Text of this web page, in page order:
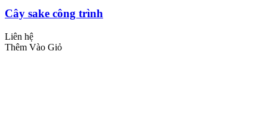
Cây sake công trình
Liên hệ
Thêm Vào Giỏ